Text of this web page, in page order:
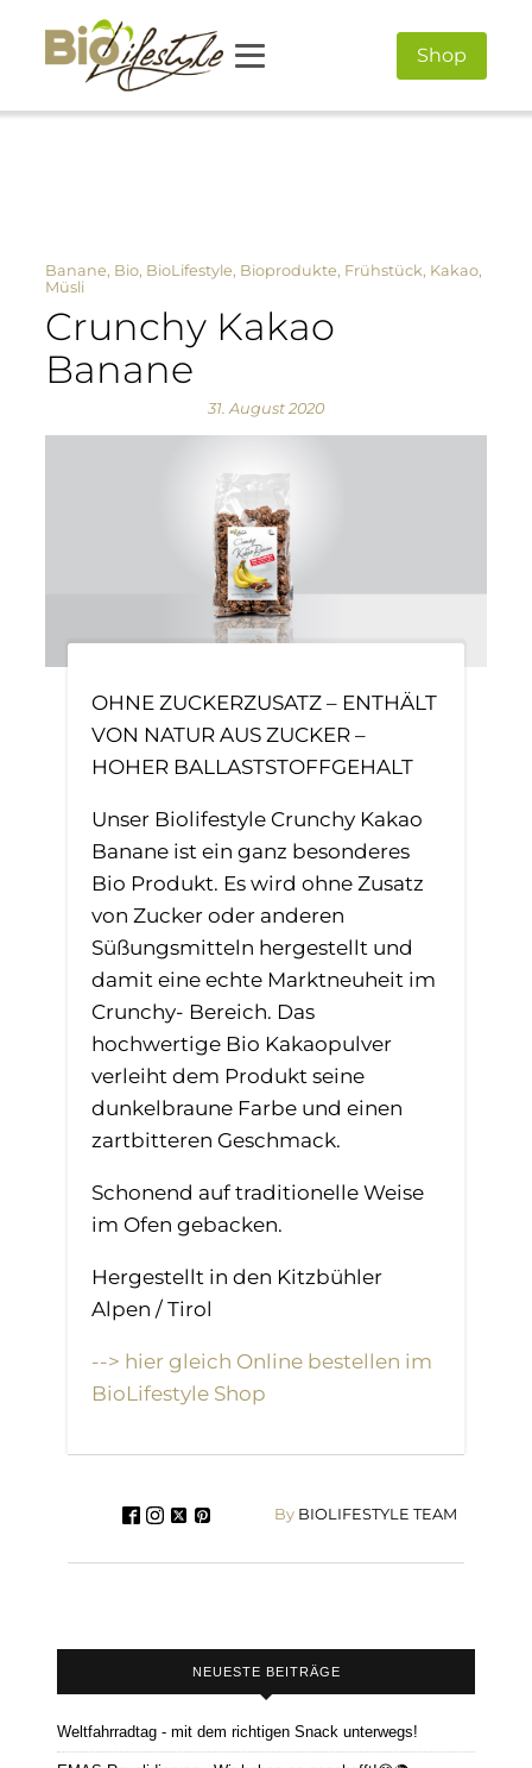
Shop
Banane, Bio, BioLifestyle, Bioprodukte, Frühstück, Kakao,
Müsli
Crunchy Kakao
Banane
31. August 2020
OHNE ZUCKERZUSATZ – ENTHÄLT
VON NATUR AUS ZUCKER –
HOHER BALLASTSTOFFGEHALT
Unser Biolifestyle Crunchy Kakao
Banane ist ein ganz besonderes
Bio Produkt. Es wird ohne Zusatz
von Zucker oder anderen
Süßungsmitteln hergestellt und
damit eine echte Marktneuheit im
Crunchy- Bereich. Das
hochwertige Bio Kakaopulver
verleiht dem Produkt seine
dunkelbraune Farbe und einen
zartbitteren Geschmack.
Schonend auf traditionelle Weise
im Ofen gebacken.
Hergestellt in den Kitzbühler
Alpen / Tirol
--> hier gleich Online bestellen im
BioLifestyle Shop
ByBIOLIFESTYLE TEAM
NEUESTE BEITRÄGE
Weltfahrradtag - mit dem richtigen Snack unterwegs!